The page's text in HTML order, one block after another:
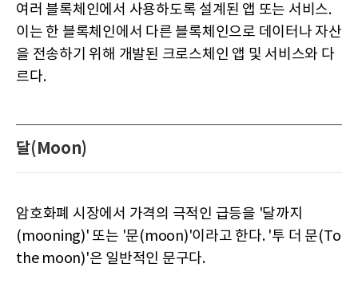
여러 블록체인에서 사용하도록 설계된 앱 또는 서비스.
이는 한 블록체인에서 다른 블록체인으로 데이터나 자산
을 전송하기 위해 개발된 크로스체인 앱 및 서비스와 다
르다.
달(Moon)
암호화폐 시장에서 가격의 극적인 급등을 '달까지
(mooning)' 또는 '문(moon)'이라고 한다. '투 더 문(To
the moon)'은 일반적인 문구다.